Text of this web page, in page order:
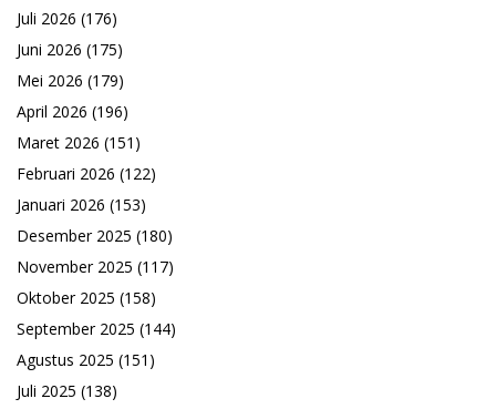
Juli 2026 (176)
Juni 2026 (175)
Mei 2026 (179)
April 2026 (196)
Maret 2026 (151)
Februari 2026 (122)
Januari 2026 (153)
Desember 2025 (180)
November 2025 (117)
Oktober 2025 (158)
September 2025 (144)
Agustus 2025 (151)
Juli 2025 (138)